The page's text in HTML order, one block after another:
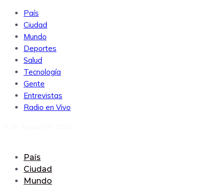
País
Ciudad
Mundo
Deportes
Salud
Tecnología
Gente
Entrevistas
Radio en Vivo
País
Ciudad
Mundo